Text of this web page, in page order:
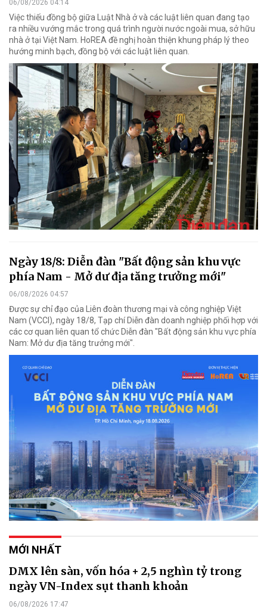
06/08/2026 04:14
Việc thiếu đồng bộ giữa Luật Nhà ở và các luật liên quan đang tạo
ra nhiều vướng mắc trong quá trình người nước ngoài mua, sở hữu
nhà ở tại Việt Nam. HoREA đề nghị hoàn thiện khung pháp lý theo
hướng minh bạch, đồng bộ với các luật liên quan.
Ngày 18/8: Diễn đàn "Bất động sản khu vực
phía Nam - Mở dư địa tăng trưởng mới"
06/08/2026 04:57
Được sự chỉ đạo của Liên đoàn thương mại và công nghiệp Việt
Nam (VCCI), ngày 18/8, Tạp chí Diễn đàn doanh nghiệp phối hợp với
các cơ quan liên quan tổ chức Diễn đàn "Bất động sản khu vực phía
Nam: Mở dư địa tăng trưởng mới".
MỚI NHẤT
DMX lên sàn, vốn hóa + 2,5 nghìn tỷ trong
ngày VN-Index sụt thanh khoản
06/08/2026 17:47